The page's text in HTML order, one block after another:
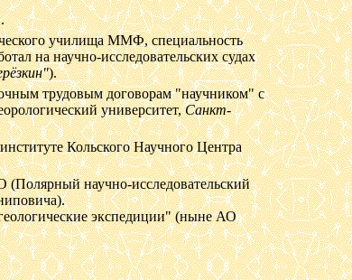
училища ММФ, специальность
на научно-исследовательских судах
).
трудовым договорам "научником" с
университет,Санкт-
Кольского Научного Центра
научно-исследовательский
экспедиции" (ныне АО